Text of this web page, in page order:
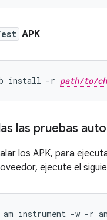
APK
install -r path/to/
las pruebas
los APK, para
ejecute el
instrument -w -r